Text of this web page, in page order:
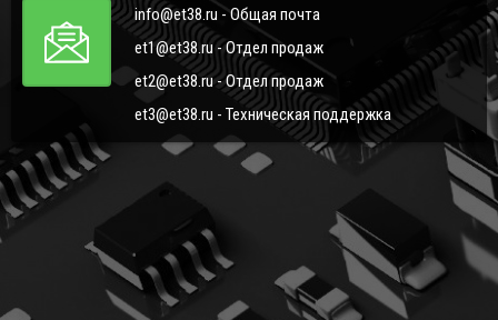
info@et38.ru - Общая почта
et1@et38.ru - Отдел продаж
et2@et38.ru - Отдел продаж
et3@et38.ru - Техническая поддержка